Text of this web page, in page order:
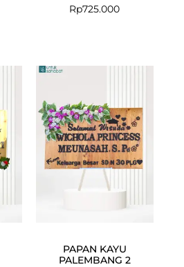
Rp725.000
PAPAN KAYU
PALEMBANG 2